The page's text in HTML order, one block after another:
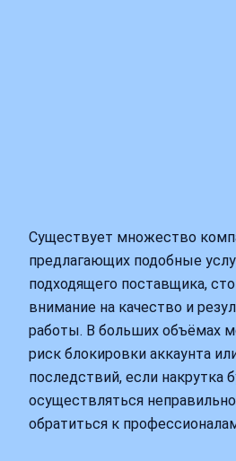
Существует множество
предлагающих подобные
подходящего поставщика,
внимание на качество и
работы. В больших объёмах
риск блокировки аккаунта
последствий, если накрутка
осуществляться
обратиться к